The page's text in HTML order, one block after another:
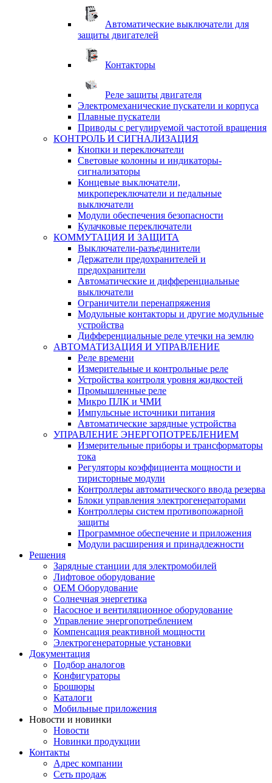
Автоматические выключатели для
защиты двигателей
Контакторы
Реле защиты двигателя
Электромеханические пускатели и корпуса
Плавные пускатели
Приводы с регулируемой частотой вращения
КОНТРОЛЬ И СИГНАЛИЗАЦИЯ
Кнопки и переключатели
Световые колонны и индикаторы-
сигнализаторы
Концевые выключатели,
микропереключатели и педальные
выключатели
Модули обеспечения безопасности
Кулачковые переключатели
КОММУТАЦИЯ И ЗАЩИТА
Выключатели-разъединители
Держатели предохранителей и
предохранители
Автоматические и дифференциальные
выключатели
Ограничители перенапряжения
Модульные контакторы и другие модульные
устройства
Дифференциальные реле утечки на землю
АВТОМАТИЗАЦИЯ И УПРАВЛЕНИЕ
Реле времени
Измерительные и контрольные реле
Устройства контроля уровня жидкостей
Промышленные реле
Микро ПЛК и ЧМИ
Импульсные источники питания
Автоматические зарядные устройства
УПРАВЛЕНИЕ ЭНЕРГОПОТРЕБЛЕНИЕМ
Измерительные приборы и трансформаторы
тока
Регуляторы коэффициента мощности и
тиристорные модули
Контроллеры автоматического ввода резерва
Блоки управления электрогенераторами
Контроллеры систем противопожарной
защиты
Программное обеспечение и приложения
Модули расширения и принадлежности
Решения
Зарядные станции для электромобилей
Лифтовое оборудование
ОЕМ Оборудование
Солнечная энергетика
Насосное и вентиляционное оборудование
Управление энергопотреблением
Компенсация реактивной мощности
Электрогенераторные установки
Документация
Подбор аналогов
Конфигураторы
Брошюры
Каталоги
Мобильные приложения
Новости и новинки
Новости
Новинки продукции
Контакты
Адрес компании
Сеть продаж